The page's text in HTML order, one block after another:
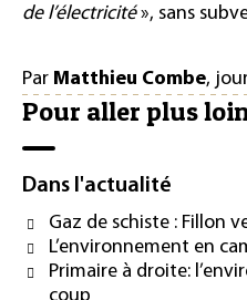
de l’électricité», sans
Par Matthieu Combe,
Pour aller plus
Dans l'actualité
Gaz de schiste : Fillon
L’environnement en
Primaire à droite: